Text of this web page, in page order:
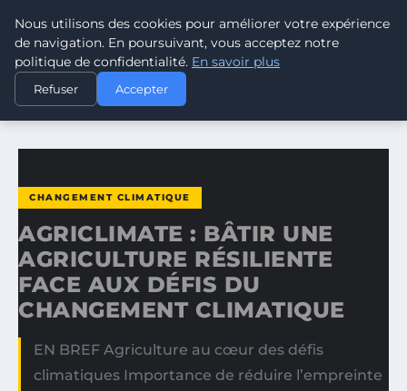
CLIMATE RESPONSE BLOG
ACCUEIL
CHANGEMENT CLIMATIQUE
AGRICLIMATE : BÂTIR UNE AGRICULTURE RÉSILIENTE FACE…
CHANGEMENT CLIMATIQUE
AGRICLIMATE : BÂTIR UNE
AGRICULTURE RÉSILIENTE
FACE AUX DÉFIS DU
CHANGEMENT CLIMATIQUE
EN BREF Agriculture au cœur des défis
climatiques Importance de réduire l’empreinte
Nous utilisons des cookies pour améliorer votre expérience
de navigation. En poursuivant, vous acceptez notre
politique de confidentialité. En savoir plus
Refuser Accepter